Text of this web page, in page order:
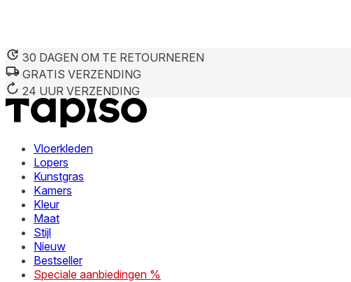
30 DAGEN OM TE RETOURNEREN
GRATIS VERZENDING
24 UUR VERZENDING
Vloerkleden
Lopers
Kunstgras
Kamers
Kleur
Maat
Stijl
Nieuw
Bestseller
Speciale aanbiedingen %